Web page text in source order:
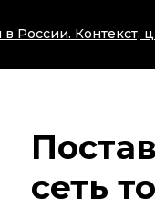
в России. Контекст,
сеть